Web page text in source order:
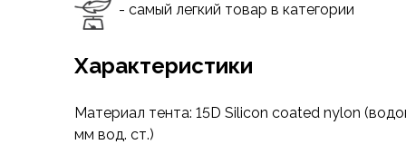
Зимние
Демисезонные
Болотные сапоги, забродники
Вкладыши
Гамаши, бахилы
Аксессуары для обуви
- самый легкий товар в категории
Характеристики
Материал тента: 15D Silicon coated nylon
мм вод. ст.)